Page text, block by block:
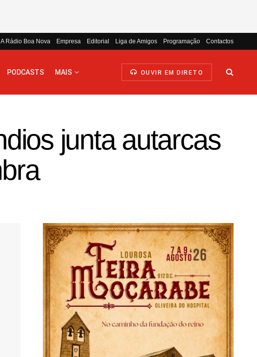
A Rádio Boa Nova Empresa Editorial Liga de Amigos Programação Contactos
PODCASTS MAIS OUVIR EM DIRETO
junta autarcas